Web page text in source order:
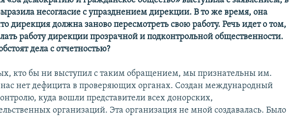
несогласие с упразднением дирекции. В то же время, она
дирекция должна заново пересмотреть свою работу. Речь идет о том,
работу дирекции прозрачной и подконтрольной общественности.
дела с отчетностью?
кто бы ни выступил с таким обращением, мы признательны им.
нет дефицита в проверяющих органах. Создан международный
куда вошли представители всех донорских,
организаций. Эта организация не мной создавалась. Было